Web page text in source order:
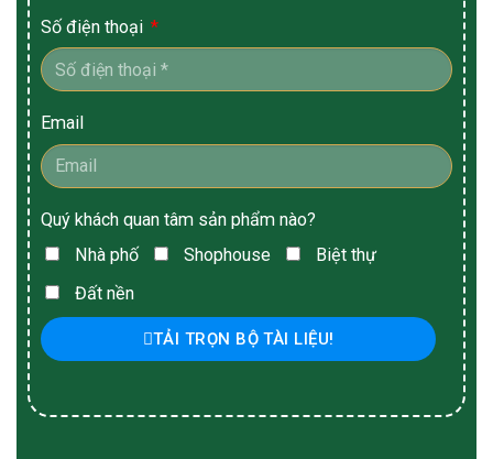
Số điện thoại
Email
Quý khách quan tâm sản phẩm nào?
Nhà phố
Shophouse
Biệt thự
Đất nền
TẢI TRỌN BỘ TÀI LIỆU!